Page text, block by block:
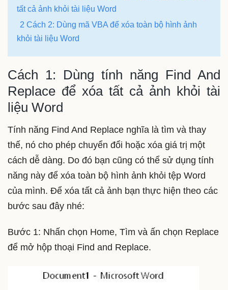
tất cả ảnh khỏi tài liệu Word
2 Cách 2: Dùng mã VBA để xóa toàn bộ hình ảnh
khỏi tài liệu Word
Cách 1: Dùng tính năng Find And
Replace để xóa tất cả ảnh khỏi tài
liệu Word
Tính năng Find And Replace nghĩa là tìm và thay
thế, nó cho phép chuyển đổi hoặc xóa giá trị một
cách dễ dàng. Do đó bạn cũng có thể sử dụng tính
năng này để xóa toàn bộ hình ảnh khỏi tệp Word
của mình. Để xóa tất cả ảnh bạn thực hiện theo các
bước sau đây nhé:
Bước 1: Nhấn chọn Home, Tìm và ấn chọn Replace
để mở hộp thoại Find and Replace.